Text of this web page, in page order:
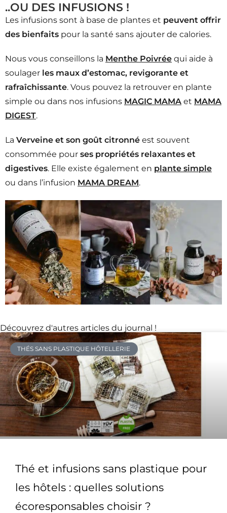
..OU DES INFUSIONS !
Les infusions sont à base de plantes et peuvent offrir
des bienfaits pour la santé sans ajouter de calories.
Nous vous conseillons la Menthe Poivrée qui aide à
soulager les maux d’estomac, revigorante et
rafraîchissante. Vous pouvez la retrouver en plante
simple ou dans nos infusions MAGIC MAMA et MAMA
DIGEST.
La Verveine et son goût citronné est souvent
consommée pour ses propriétés relaxantes et
digestives. Elle existe également en plante simple
ou dans l’infusion MAMA DREAM.
Découvrez d'autres articles du journal !
THÉS SANS PLASTIQUE HÔTELLERIE
Thé et infusions sans plastique pour
les hôtels : quelles solutions
écoresponsables choisir ?